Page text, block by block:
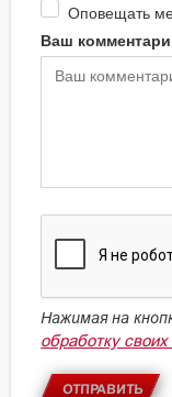
Оповещать
Ваш
Нажимая на
обработку
ОТПРАВИТЬ